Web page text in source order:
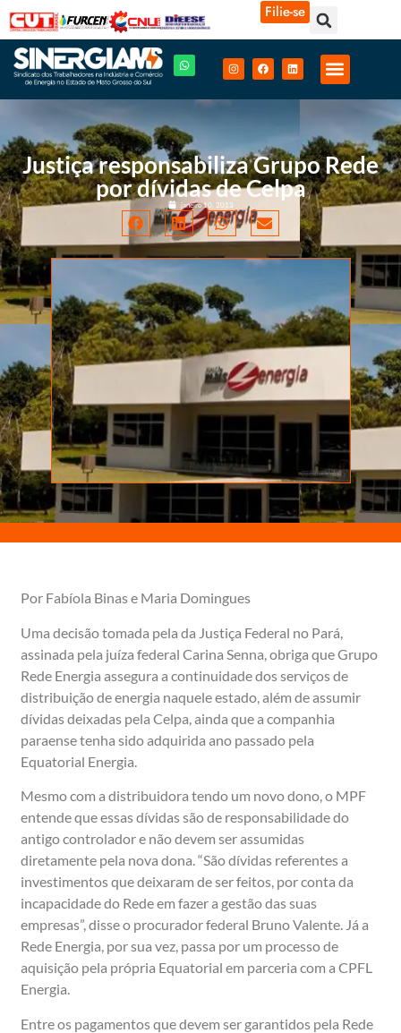
Filie-se
Justiça responsabiliza Grupo Rede
por dívidas de Celpa
janeiro 10, 2013
Por Fabíola Binas e Maria Domingues
Uma decisão tomada pela da Justiça Federal no Pará,
assinada pela juíza federal Carina Senna, obriga que Grupo
Rede Energia assegura a continuidade dos serviços de
distribuição de energia naquele estado, além de assumir
dívidas deixadas pela Celpa, ainda que a companhia
paraense tenha sido adquirida ano passado pela
Equatorial Energia.
Mesmo com a distribuidora tendo um novo dono, o MPF
entende que essas dívidas são de responsabilidade do
antigo controlador e não devem ser assumidas
diretamente pela nova dona. “São dívidas referentes a
investimentos que deixaram de ser feitos, por conta da
incapacidade do Rede em fazer a gestão das suas
empresas”, disse o procurador federal Bruno Valente. Já a
Rede Energia, por sua vez, passa por um processo de
aquisição pela própria Equatorial em parceria com a CPFL
Energia.
Entre os pagamentos que devem ser garantidos pela Rede